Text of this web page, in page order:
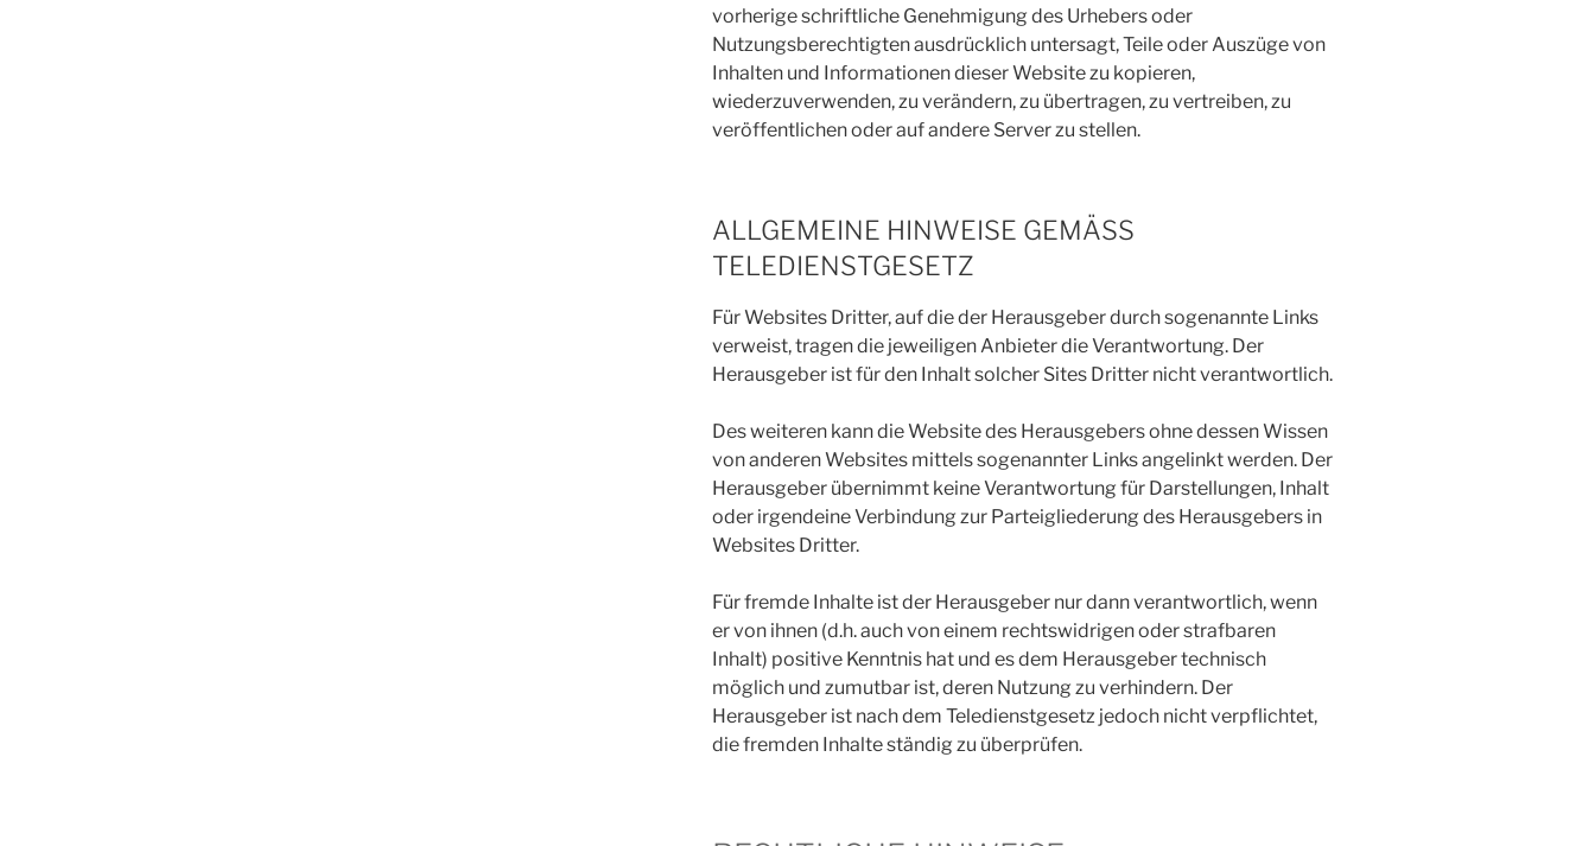
vorherige schriftliche Genehmigung des Urhebers oder
Nutzungsberechtigten ausdrücklich untersagt, Teile oder Auszüge von
Inhalten und Informationen dieser Website zu kopieren,
wiederzuverwenden, zu verändern, zu übertragen, zu vertreiben, zu
veröffentlichen oder auf andere Server zu stellen.
ALLGEMEINE HINWEISE GEMÄSS
TELEDIENSTGESETZ
Für Websites Dritter, auf die der Herausgeber durch sogenannte Links
verweist, tragen die jeweiligen Anbieter die Verantwortung. Der
Herausgeber ist für den Inhalt solcher Sites Dritter nicht verantwortlich.
Des weiteren kann die Website des Herausgebers ohne dessen Wissen
von anderen Websites mittels sogenannter Links angelinkt werden. Der
Herausgeber übernimmt keine Verantwortung für Darstellungen, Inhalt
oder irgendeine Verbindung zur Parteigliederung des Herausgebers in
Websites Dritter.
Für fremde Inhalte ist der Herausgeber nur dann verantwortlich, wenn
er von ihnen (d.h. auch von einem rechtswidrigen oder strafbaren
Inhalt) positive Kenntnis hat und es dem Herausgeber technisch
möglich und zumutbar ist, deren Nutzung zu verhindern. Der
Herausgeber ist nach dem Teledienstgesetz jedoch nicht verpflichtet,
die fremden Inhalte ständig zu überprüfen.